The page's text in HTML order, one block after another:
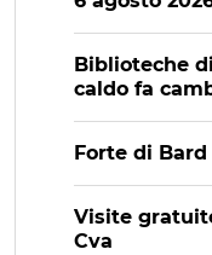
Biblioteche
caldo fa
Forte di Bard
Visite
Cva